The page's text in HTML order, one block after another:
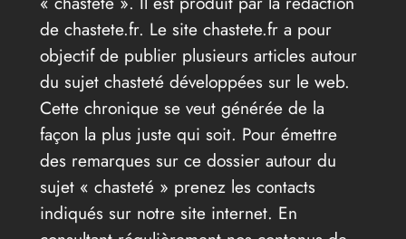
de chastete.fr. Le site chastete.fr a pour
objectif de publier plusieurs articles autour
du sujet chasteté développées sur le web.
Cette chronique se veut générée de la
façon la plus juste qui soit. Pour émettre
des remarques sur ce dossier autour du
sujet « chasteté » prenez les contacts
indiqués sur notre site internet. En